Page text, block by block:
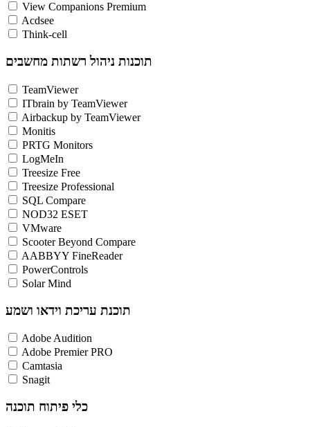
View Companions Premium
Acdsee
Think-cell
תוכנות ניהול רשתות מחשבים
TeamViewer
ITbrain by TeamViewer
Airbackup by TeamViewer
Monitis
PRTG Monitors
LogMeIn
Treesize Free
Treesize Professional
SQL Compare
NOD32 ESET
VMware
Scooter Beyond Compare
AABBYY FineReader
PowerControls
Solar Mind
תוכנת עריכת וידאו ושמע
Adobe Audition
Adobe Premier PRO
Camtasia
Snagit
כלי פיתוח תוכנה